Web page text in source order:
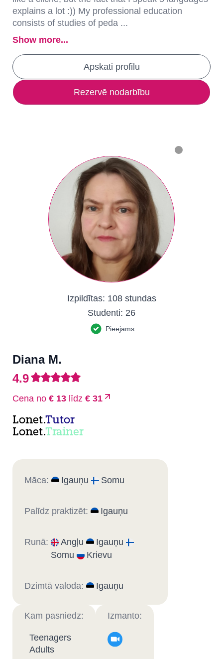
explains a lot :)) My professional education
consists of studies of peda ...
Show more...
Apskati profilu
Rezervē nodarbību
Izpildītas: 108 stundas
Studenti: 26
Pieejams
Diana M.
4.9
Cena no € 13 līdz € 31
Lonet.Tutor
Lonet.Trainer
Māca: Igauņu Somu
Palīdz praktizēt: Igauņu
Runā: Angļu
Igauņu
Somu
Krievu
Dzimtā valoda: Igauņu
Kam pasniedz:
Teenagers
Adults
Izmanto: